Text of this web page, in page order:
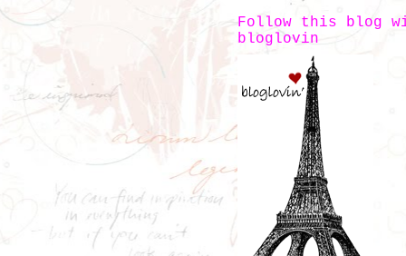
Follow this blog
bloglovin